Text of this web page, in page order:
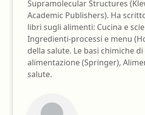
Supramolecular Structures
Academic Publishers). Ha
libri sugli alimenti: Cucina e
Ingredienti-processi e menu
della salute. Le basi chimiche
alimentazione (Springer),
salute.